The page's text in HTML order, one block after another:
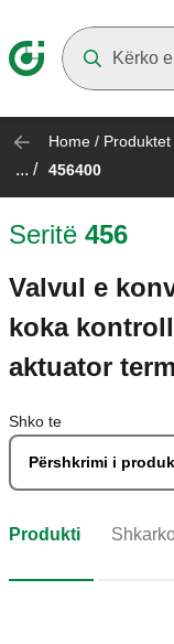
Home / Produktet
... / 456400
Seritë 456
Valvul e
koka
aktuator
Shko te
Përshkrimi i
Produkti